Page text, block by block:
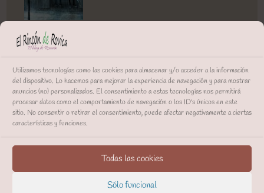
Utilizamos tecnologías como las cookies para almacenar y/o acceder a la información
del dispositivo. Lo hacemos para mejorar la experiencia de navegación y para mostrar
anuncios (no) personalizados. El consentimiento a estas tecnologías nos permitirá
procesar datos como el comportamiento de navegación o los ID's únicos en este
sitio. No consentir o retirar el consentimiento, puede afectar negativamente a ciertas
características y funciones.
Todas las cookies
Sólo funcional